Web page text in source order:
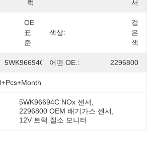
럭
서
OE
표
준
색상:
검
은
색
5WK96694C 어떤 OE.: 2296800
5WK96694C NOx 센서
2296800 OEM 배기가스 센서
12V 트럭 질소 모니터